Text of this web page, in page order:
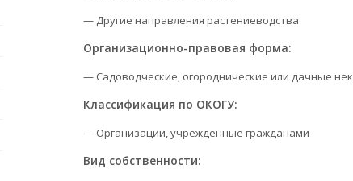
— Другие направления растениеводства
Организационно-правовая форма:
— Садоводческие, огороднические или дачные
Классификация по ОКОГУ:
— Организации, учрежденные гражданами
Вид собственности: